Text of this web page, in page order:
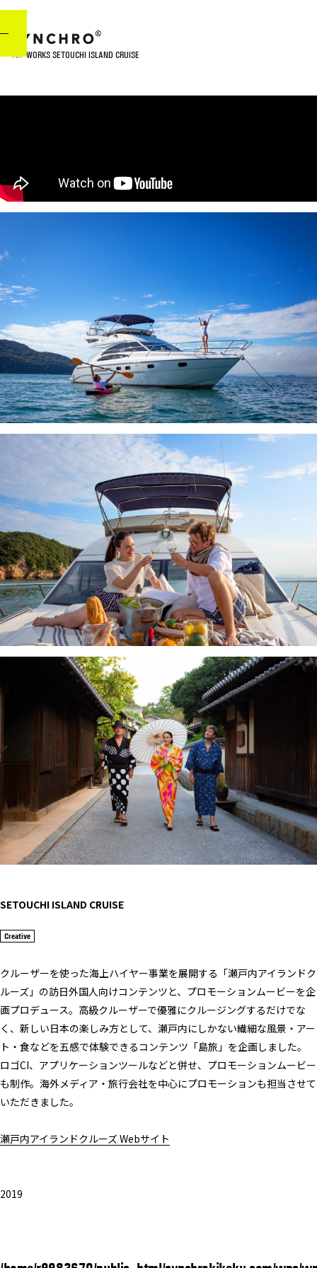
TOP WORKS SETOUCHI ISLAND CRUISE
SETOUCHI ISLAND CRUISE
Creative
クルーザーを使った海上ハイヤー事業を展開する「瀬戸内アイランドク
ルーズ」の訪日外国人向けコンテンツと、プロモーションムービーを企
画プロデュース。高級クルーザーで優雅にクルージングするだけでな
く、新しい日本の楽しみ方として、瀬戸内にしかない繊細な風景・アー
ト・食などを五感で体験できるコンテンツ「島旅」を企画しました。
ロゴCI、アプリケーションツールなどと併せ、プロモーションムービー
も制作。海外メディア・旅行会社を中心にプロモーションも担当させて
いただきました。
瀬戸内アイランドクルーズ Webサイト
2019